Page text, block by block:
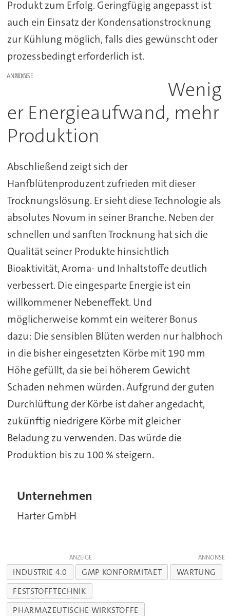
Produkt zum Erfolg. Geringfügig angepasst ist
auch ein Einsatz der Kondensationstrocknung
zur Kühlung möglich, falls dies gewünscht oder
prozessbedingt erforderlich ist.
ANZEIGE
Wenig
er Energieaufwand, mehr
Produktion
Abschließend zeigt sich der
Hanfblütenproduzent zufrieden mit dieser
Trocknungslösung. Er sieht diese Technologie als
absolutes Novum in seiner Branche. Neben der
schnellen und sanften Trocknung hat sich die
Qualität seiner Produkte hinsichtlich
Bioaktivität, Aroma- und Inhaltstoffe deutlich
verbessert. Die eingesparte Energie ist ein
willkommener Nebeneffekt. Und
möglicherweise kommt ein weiterer Bonus
dazu: Die sensiblen Blüten werden nur halbhoch
in die bisher eingesetzten Körbe mit 190 mm
Höhe gefüllt, da sie bei höherem Gewicht
Schaden nehmen würden. Aufgrund der guten
Durchlüftung der Körbe ist daher angedacht,
zukünftig niedrigere Körbe mit gleicher
Beladung zu verwenden. Das würde die
Produktion bis zu 100 % steigern.
Unternehmen
Harter GmbH
ANZEIGE
INDUSTRIE 4.0 GMP KONFORMITAET
WARTUNG
FESTSTOFFTECHNIK
PHARMAZEUTISCHE WIRKSTOFFE